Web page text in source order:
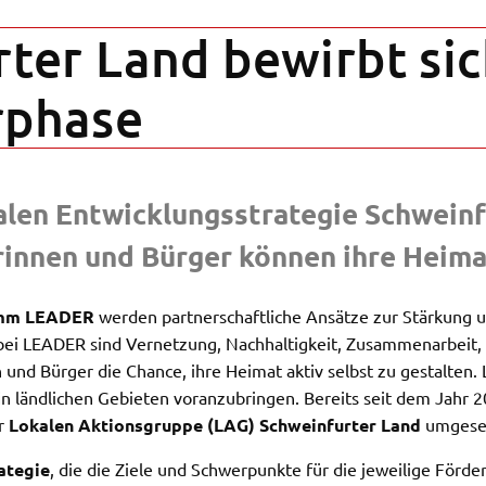
Land bewirbt
Entwick­lungs­stra­te­gie
und Bürger können ihre
LEADER werden part­ner­schaft­li­che Ansät­ze zur Stär­kung
LEADER sind Vernet­zung, Nach­hal­tig­keit,
Bürger die Chan­ce, ihre Heimat aktiv selbst zu
länd­li­chen Gebie­ten voran­zu­brin­gen. Bereits seit dem Jahr
Loka­len Akti­ons­grup­pe (LAG) Schwein­fur­ter Land
, die die Ziele und Schwer­punk­te für die jewei­li­ge